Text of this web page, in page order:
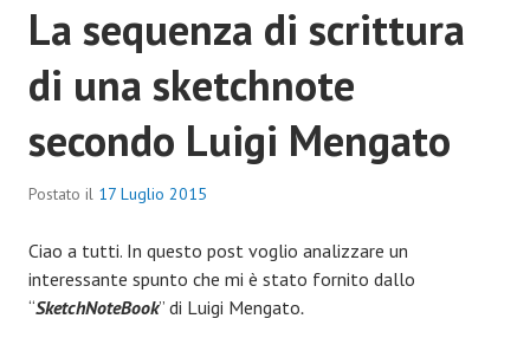
La sequenza di scrittura
di una sketchnote
secondo Luigi Mengato
Postato il 17 Luglio 2015
Ciao a tutti. In questo post voglio analizzare un
interessante spunto che mi è stato fornito dallo
“SketchNoteBook” di Luigi Mengato.